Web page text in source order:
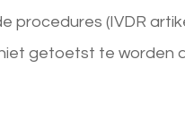
(IVDR
getoetst te worden